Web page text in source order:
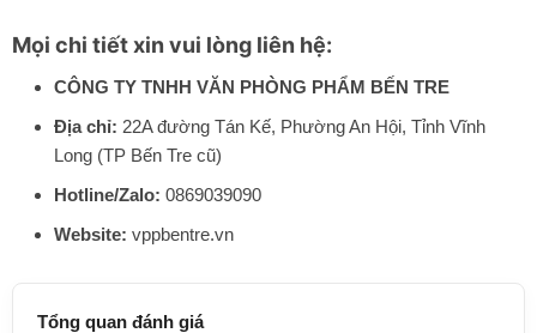
Mọi chi tiết xin vui lòng liên hệ:
CÔNG TY TNHH VĂN PHÒNG PHẨM BẾN TRE
Địa chỉ: 22A đường Tán Kế, Phường An Hội, Tỉnh Vĩnh
Long (TP Bến Tre cũ)
Hotline/Zalo: 0869039090
Website: vppbentre.vn
Tổng quan đánh giá